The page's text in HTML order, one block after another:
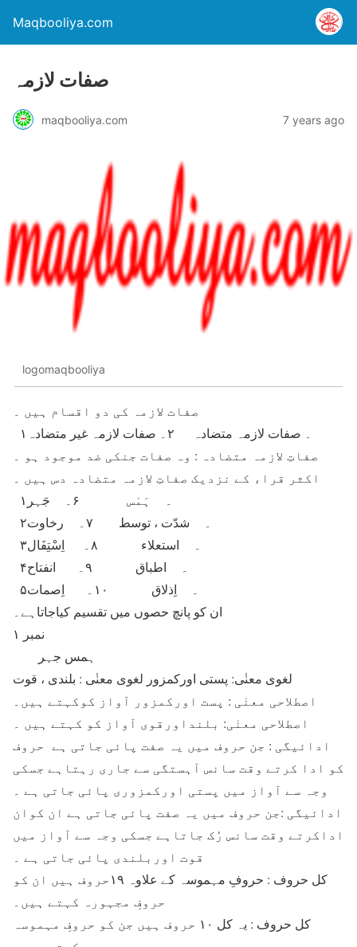
Maqbooliya.com
صفات لازمہ
maqbooliya.com 7 years ago
logomaqbooliya
صفات لازمہ کی دو اقسام ہیں ۔
۱۔ صفات لازمہ متضادہ ۲۔ صفات لازمہ غیر متضادہ
صفاتِ لازمہ متضادہ : وہ صفات جنکی ضد موجود ہو ۔
اکثر قراء کے نزدیک صفاتِ لازمہ متضادہ دس ہیں ۔
۲۔ شدّت ، توسط ۷۔ رخاوت
۳۔ استعلاء ۸۔ اِسْتِفَال
۴۔ اطباق ۹۔ انفتاح
۵۔ اِذلاق ۱۰۔ اِصمات
ان کو پانچ حصوں میں تقسیم کیاجاتاہے۔
نمبر ۱
ہمس جہر
لغوی معنٰی: پستی اورکمزور لغوی معنٰی : بلندی ، قوت
اصطلاحی معنٰی : پست اورکمزور آواز کوکہتے ہیں۔
اصطلاحی معنٰی: بلنداورقوی آواز کو کہتے ہیں ۔
ادائیگی : جن حروف میں یہ صفت پائی جاتی ہے حروف
کو ادا کرتے وقت سانس آہستگی سے جاری رہتاہے جسکی
وجہ سے آواز میں پستی اورکمزوری پائی جاتی ہے ۔
ادائیگی :جن حروف میں یہ صفت پائی جاتی ہے ان کوان
اداکرتے وقت سانس رُک جاتاہے جسکی وجہ سے آواز میں
قوت اوربلندی پائی جاتی ہے ۔
کل حروف : حروفِ مہموسہ کے علاوہ ۱۹حروف ہیں ان کو
حروفِ مجہورہ کہتے ہیں۔
کل حروف : یہ کل ۱۰ حروف ہیں جن کو حروفِ مہموسہ